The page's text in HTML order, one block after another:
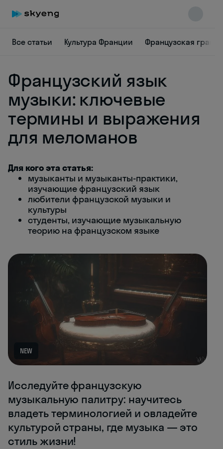
Все статьи Культура Франции Французская
Французский язык
музыки: ключевые
термины и выражения
для меломанов
Для кого эта статья:
музыканты и музыканты-практики,
изучающие французский язык
любители французской музыки и
культуры
студенты, изучающие музыкальную
теорию на французском языке
NEW
Исследуйте французскую
музыкальную палитру: научитесь
владеть терминологией и овладейте
культурой страны, где музыка — это
стиль жизни!
online